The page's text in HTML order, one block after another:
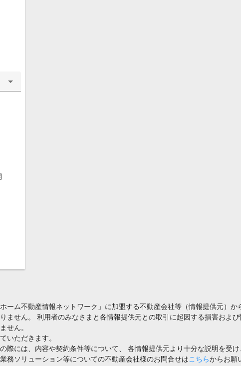
ーム不動産情報ネットワーク」に加盟する不動産会社等（情報提供元）
ません。 利用者のみなさまと各情報提供元との取引に起因する損害およ
せん。
いただきます。
際には、内容や契約条件等について、 各情報提供元より十分な説明を受
務ソリューション等についての不動産会社様のお問合せはこちらからお願